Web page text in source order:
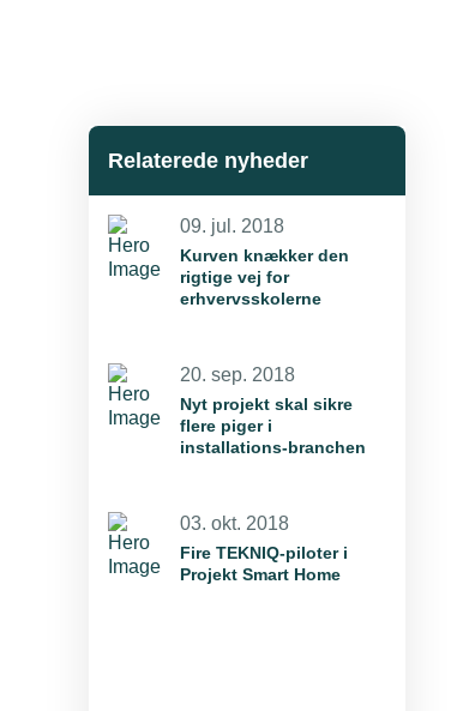
Relaterede nyheder
09. jul. 2018
Kurven knækker den
rigtige vej for
erhvervsskolerne
20. sep. 2018
Nyt projekt skal sikre
flere piger i
installations-branchen
03. okt. 2018
Fire TEKNIQ-piloter i
Projekt Smart Home